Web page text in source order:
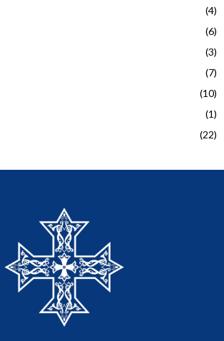
(4)
(6)
(3)
(7)
(10)
(1)
(22)